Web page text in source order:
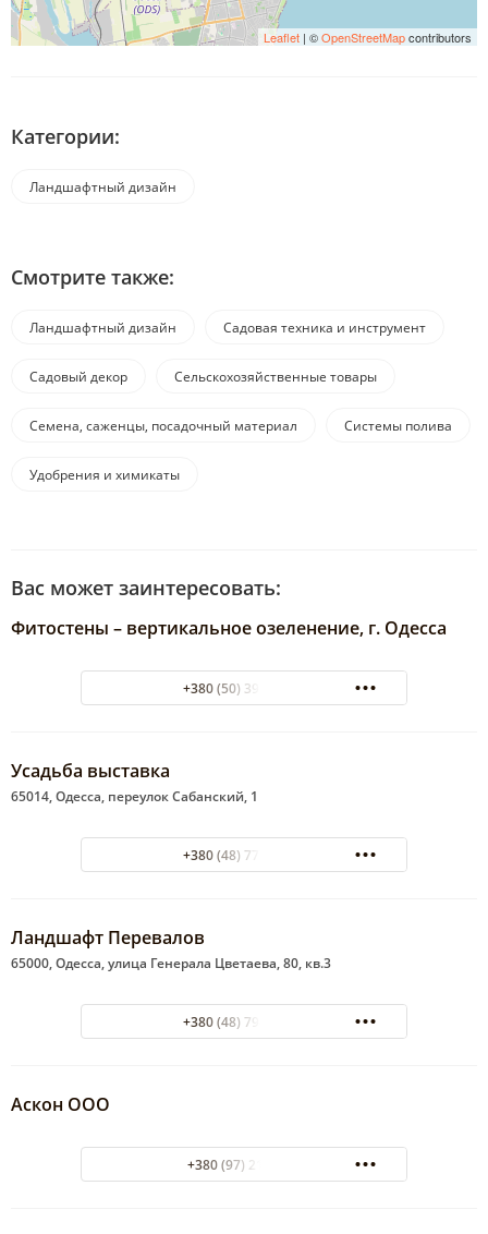
Leaflet | ©OpenStreetMapcontributors
Категории:
Ландшафтный дизайн
Смотрите также:
Ландшафтный дизайн Садовая техника и инструмент
Садовый декор Сельскохозяйственные товары
Семена, саженцы, посадочный материал Системы полива
Удобрения и химикаты
Вас может заинтересовать:
Фитостены – вертикальное озеленение, г. Одесса
+380 (50) 395-02-21
Усадьба выставка
65014, Одесса, переулок Сабанский, 1
+380 (48) 777-45-56
Ландшафт Перевалов
65000, Одесса, улица Генерала Цветаева, 80, кв.3
+380 (48) 794-46-10
Аскон ООО
+380 (97) 2176131